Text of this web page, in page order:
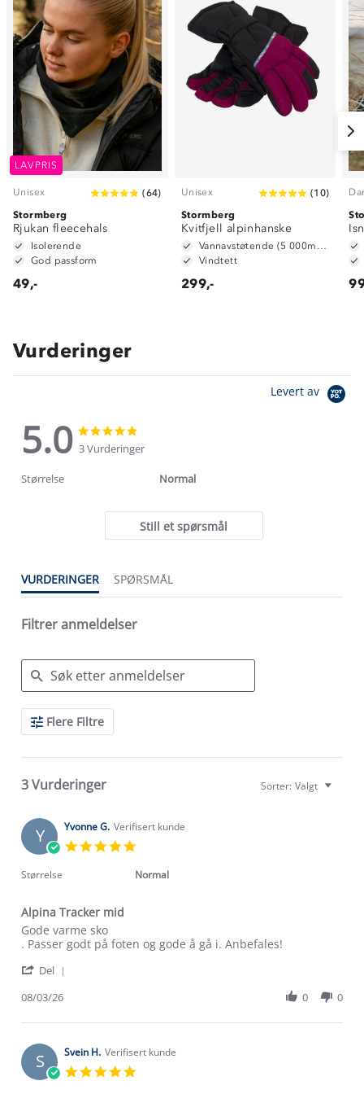
LAVPRIS
Unisex (64)
Stormberg
Rjukan fleecehals
Isolerende
God passform
49,-
Unisex (10)
Stormberg
Kvitfjell alpinhanske
Vindtett
299,-
Vurderinger
Levert av
5.0
5.0
star
rating
star
3 Vurderinger
Størrelse Normal
Still et spørsmål
VURDERINGER SPØRSMÅL
Filtrer anmeldelser
Search
ReviewsFlere Filtre
3 Vurderinger Sorter: Valgt
Y Yvonne G. Verifisert kunde
rating
Størrelse Normal
Alpina Tracker mid
Review
by
G.
8
2026
review
stating
Tracker
Gode varme sko
. Passer godt på foten og gode å gå i. Anbefales!
Del
Yvonne
on
8
Mar
08/03/26 0 0
S Svein H. Verifisert kunde